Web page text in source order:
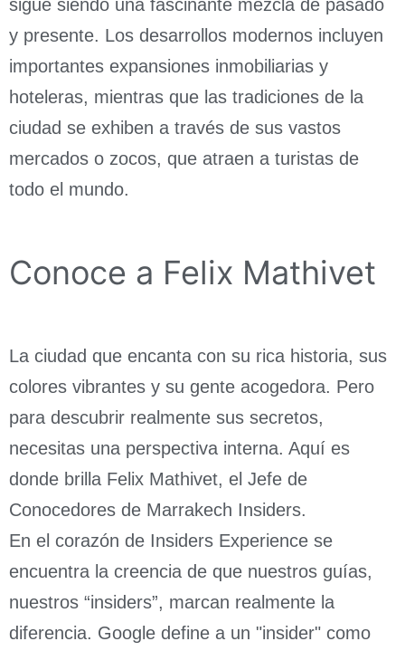
sigue siendo una fascinante mezcla de pasado
y presente. Los desarrollos modernos incluyen
importantes expansiones inmobiliarias y
hoteleras, mientras que las tradiciones de la
ciudad se exhiben a través de sus vastos
mercados o zocos, que atraen a turistas de
todo el mundo.
Conoce a Felix Mathivet
La ciudad que encanta con su rica historia, sus
colores vibrantes y su gente acogedora. Pero
para descubrir realmente sus secretos,
necesitas una perspectiva interna. Aquí es
donde brilla Felix Mathivet, el Jefe de
Conocedores de Marrakech Insiders.
En el corazón de Insiders Experience se
encuentra la creencia de que nuestros guías,
nuestros “insiders”, marcan realmente la
diferencia. Google define a un "insider" como